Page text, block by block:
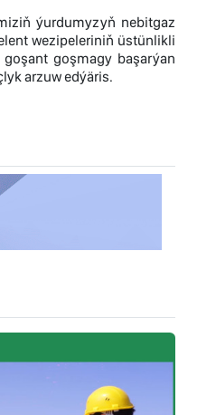
ýurdumyzyň nebitgaz
wezipeleriniň üstünlikli
goşmagy başarýan
arzuw edýäris.